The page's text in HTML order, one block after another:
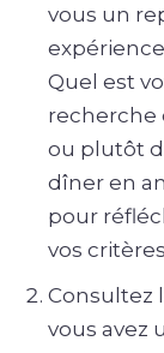
vous un
Quel est
recherche
ou plutôt
dîner en
pour
vos
Consultez
vous avez